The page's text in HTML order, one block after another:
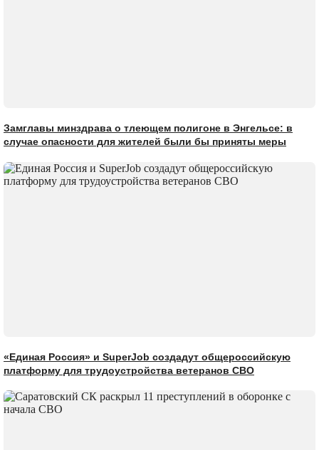
Замглавы минздрава о тлеющем полигоне в Энгельсе: в
случае опасности для жителей были бы приняты меры
«Единая Россия» и SuperJob создадут общероссийскую
платформу для трудоустройства ветеранов СВО